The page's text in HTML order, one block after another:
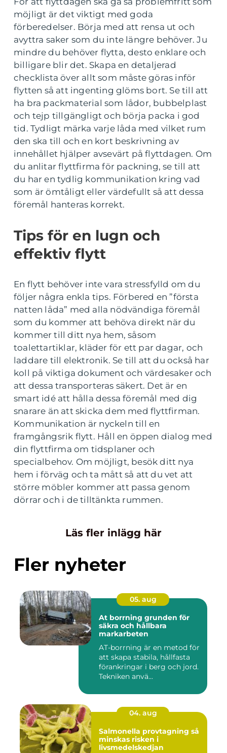
möjligt är det viktigt med goda
förberedelser. Börja med att rensa ut och
avyttra saker som du inte längre behöver. Ju
mindre du behöver flytta, desto enklare och
billigare blir det. Skapa en detaljerad
checklista över allt som måste göras inför
flytten så att ingenting glöms bort. Se till att
ha bra packmaterial som lådor, bubbelplast
och tejp tillgängligt och börja packa i god
tid. Tydligt märka varje låda med vilket rum
den ska till och en kort beskrivning av
innehållet hjälper avsevärt på flyttdagen. Om
du anlitar flyttfirma för packning, se till att
du har en tydlig kommunikation kring vad
som är ömtåligt eller värdefullt så att dessa
föremål hanteras korrekt.
Tips för en lugn och
effektiv flytt
En flytt behöver inte vara stressfylld om du
följer några enkla tips. Förbered en ”första
natten låda” med alla nödvändiga föremål
som du kommer att behöva direkt när du
kommer till ditt nya hem, såsom
toalettartiklar, kläder för ett par dagar, och
laddare till elektronik. Se till att du också har
koll på viktiga dokument och värdesaker och
att dessa transporteras säkert. Det är en
smart idé att hålla dessa föremål med dig
snarare än att skicka dem med flyttfirman.
Kommunikation är nyckeln till en
framgångsrik flytt. Håll en öppen dialog med
din flyttfirma om tidsplaner och
specialbehov. Om möjligt, besök ditt nya
hem i förväg och ta mått så att du vet att
större möbler kommer att passa genom
dörrar och i de tilltänkta rummen.
Läs fler inlägg här
Fler nyheter
05. aug
At borrning grunden för
säkra och hållbara
markarbeten
AT-borrning är en metod för
att skapa stabila, hållfasta
förankringar i berg och jord.
Tekniken anvä...
04. aug
Salmonella provtagning så
minskas risken i
livsmedelskedjan